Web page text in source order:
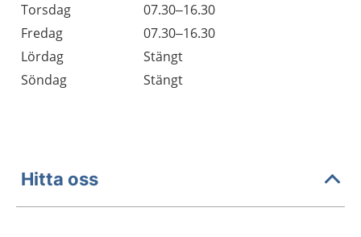
Torsdag
07.30–16.30
Fredag
07.30–16.30
Lördag
Stängt
Söndag
Stängt
Hitta oss